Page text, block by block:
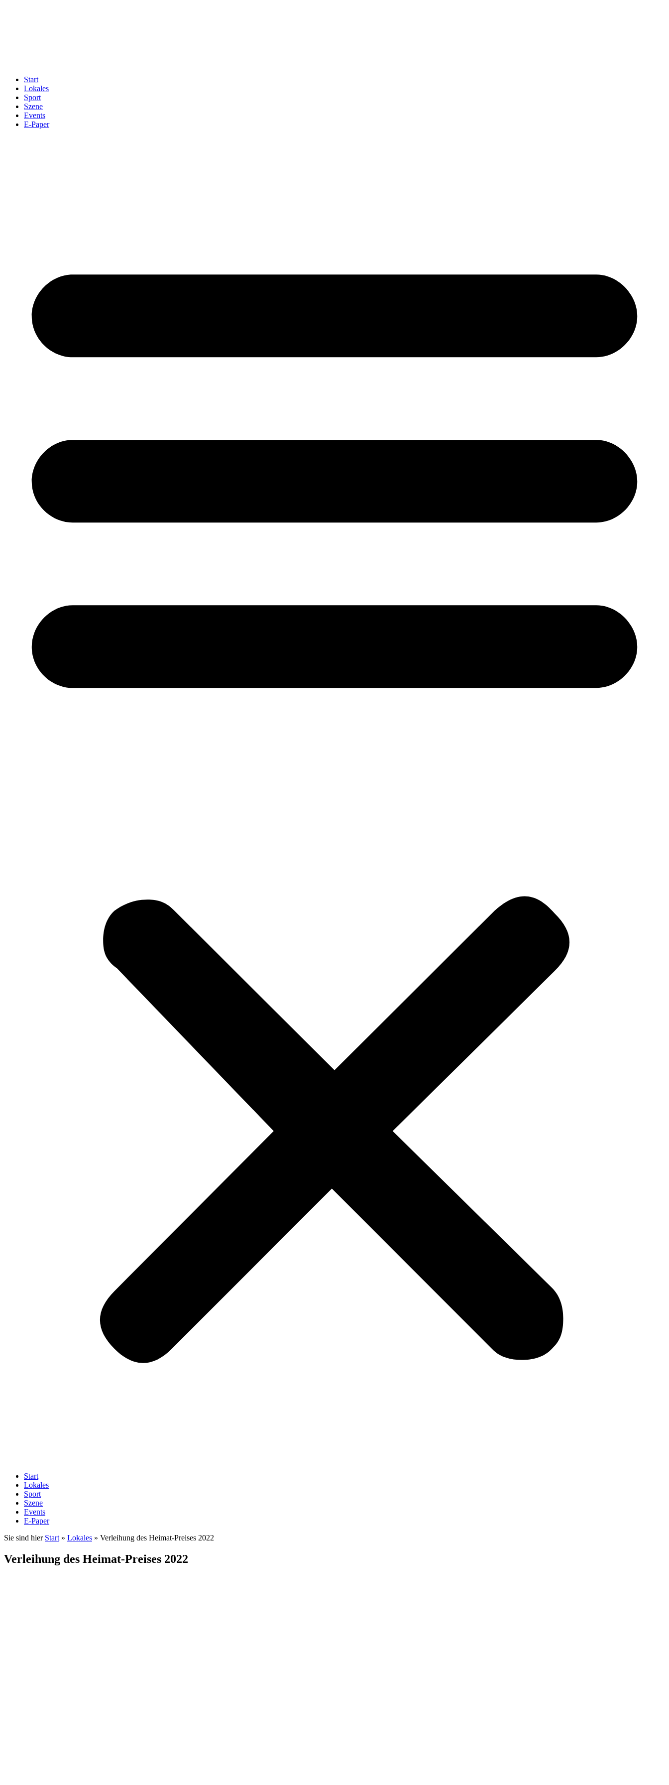
Start
Lokales
Sport
Szene
Events
E-Paper
Start
Lokales
Sport
Szene
Events
E-Paper
Sie sind hier Start » Lokales » Verleihung des Heimat-Preises 2022
Verleihung des Heimat-Preises 2022